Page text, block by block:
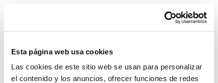
Esta página web usa cookies
Las cookies de este sitio web se usan para personalizar
el contenido y los anuncios, ofrecer funciones de redes